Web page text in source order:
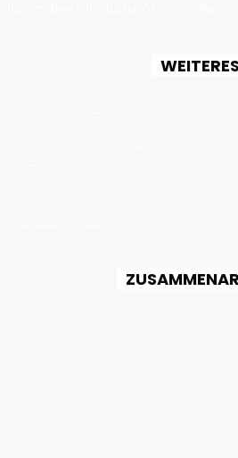
WEITERES